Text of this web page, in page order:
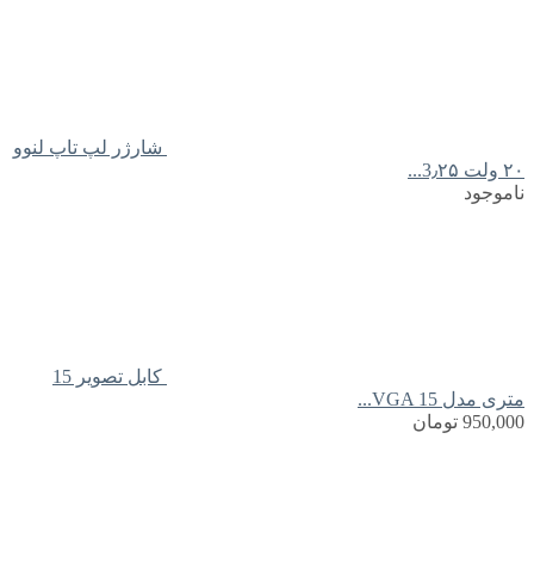
شارژر لپ تاپ لنوو
۲۰ ولت 3٫۲۵...
ناموجود
کابل تصویر 15
متری مدل VGA 15...
950,000 تومان